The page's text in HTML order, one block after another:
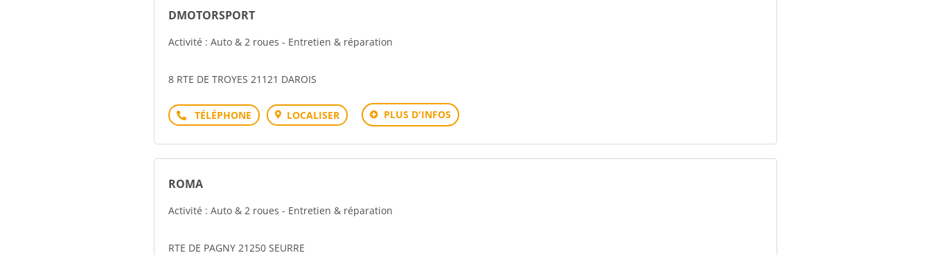
DMOTORSPORT
Activité : Auto & 2 roues - Entretien & réparation
8 RTE DE TROYES 21121 DAROIS
Téléphone LOCALISER PLUS D'INFOS
ROMA
Activité : Auto & 2 roues - Entretien & réparation
RTE DE PAGNY 21250 SEURRE